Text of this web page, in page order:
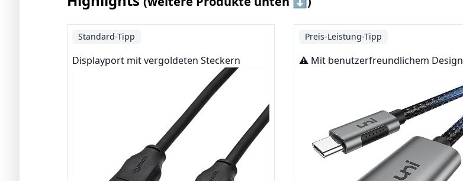
Standard-Tipp
Displayport mit vergoldeten Steckern
Preis-Leistung-Tipp
⚠️ Mit benutzerfreundlichem Design